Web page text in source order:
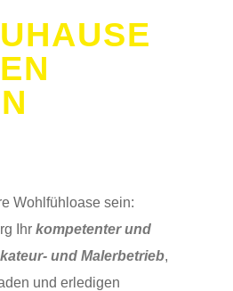
Wohlfühloase sein:
Ihr kompetenter und
und Malerbetrieb,
und erledigen